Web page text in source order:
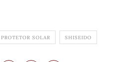
PROTETOR SOLAR SHISEIDO